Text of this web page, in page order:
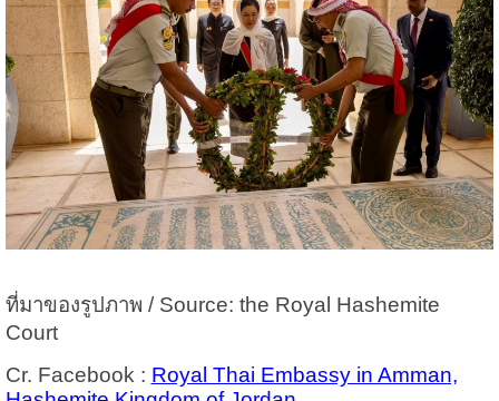
ที่มาของรูปภาพ / Source: the Royal Hashemite
Court
Cr. Facebook : Royal Thai Embassy in Amman,